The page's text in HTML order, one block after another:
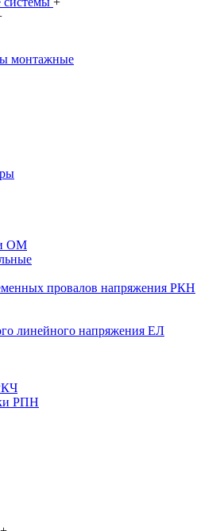
монтажные
ОМ
провалов напряжения РКН
линейного напряжения ЕЛ
РПН